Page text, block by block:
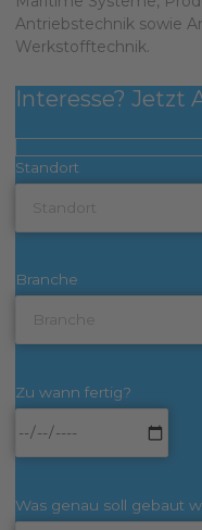
Antriebstechnik sowie
Werkstofftechnik.
Interesse? Jetzt
Standort
Branche
Zu wann fertig?
Was genau soll gebaut